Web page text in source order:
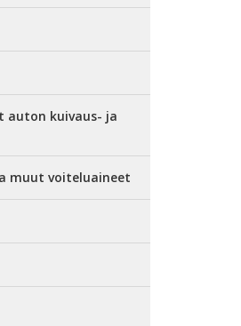
kuivaus- ja
muut voiteluaineet